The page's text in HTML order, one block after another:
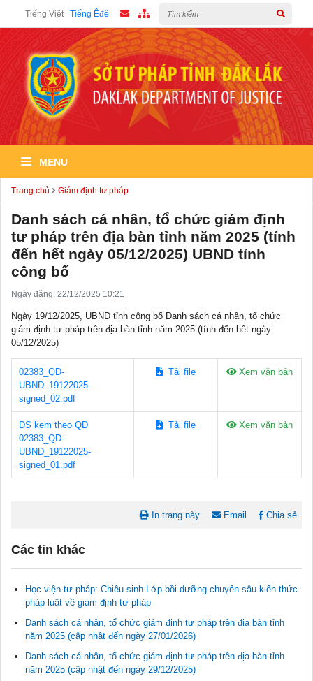
Tiếng Việt Tiếng Êđê
MENU
Trang chủ Giám định tư pháp
Danh sách cá nhân, tổ chức giám định
tư pháp trên địa bàn tỉnh năm 2025 (tính
đến hết ngày 05/12/2025) UBND tỉnh
công bố
Ngày đăng: 22/12/2025 10:21
Ngày 19/12/2025, UBND tỉnh công bố Danh sách cá nhân, tổ chức
giám định tư pháp trên địa bàn tỉnh năm 2025 (tính đến hết ngày
05/12/2025)
02383_QD-
UBND_19122025-
signed_02.pdf
Tải file Xem văn bản
DS kem theo QD
02383_QD-
UBND_19122025-
signed_01.pdf
Tải file Xem văn bản
In trang này Email Chia sẻ
Các tin khác
Học viện tư pháp: Chiêu sinh Lớp bồi dưỡng chuyên sâu kiến thức
pháp luật về giám định tư pháp
Danh sách cá nhân, tổ chức giám định tư pháp trên địa bàn tỉnh
năm 2025 (cập nhật đến ngày 27/01/2026)
Danh sách cá nhân, tổ chức giám định tư pháp trên địa bàn tỉnh
năm 2025 (cập nhật đến ngày 29/12/2025)
Tài liệu phục vụ tiêu chí tiếp cận pháp luật trong đánh giá Nông
11/02/2026 08:45:12